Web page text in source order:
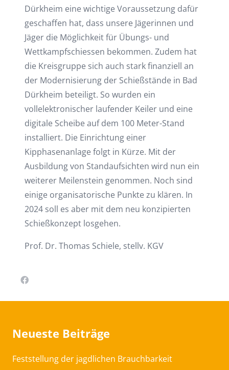
Dürkheim eine wichtige Voraussetzung dafür
geschaffen hat, dass unsere Jägerinnen und
Jäger die Möglichkeit für Übungs- und
Wettkampfschiessen bekommen. Zudem hat
die Kreisgruppe sich auch stark finanziell an
der Modernisierung der Schießstände in Bad
Dürkheim beteiligt. So wurden ein
vollelektronischer laufender Keiler und eine
digitale Scheibe auf dem 100 Meter-Stand
installiert. Die Einrichtung einer
Kipphasenanlage folgt in Kürze. Mit der
Ausbildung von Standaufsichten wird nun ein
weiterer Meilenstein genommen. Noch sind
einige organisatorische Punkte zu klären. In
2024 soll es aber mit dem neu konzipierten
Schießkonzept losgehen.
Prof. Dr. Thomas Schiele, stellv. KGV
Neueste Beiträge
Feststellung der jagdlichen Brauchbarkeit